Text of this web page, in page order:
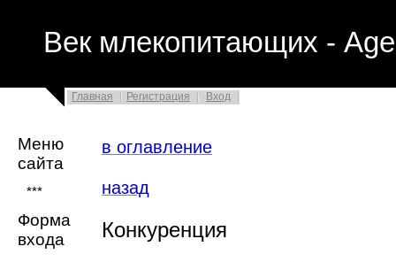
Век млекопитающих -
Главная Регистрация Вход
Меню
сайта
***
Форма
входа
в оглавление
назад
Конкуренция